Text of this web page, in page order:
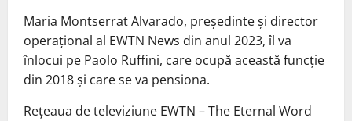
Maria Montserrat Alvarado, preşedinte şi director
operaţional al EWTN News din anul 2023, îl va
înlocui pe Paolo Ruffini, care ocupă această funcţie
din 2018 şi care se va pensiona.
Reţeaua de televiziune EWTN – The Eternal Word